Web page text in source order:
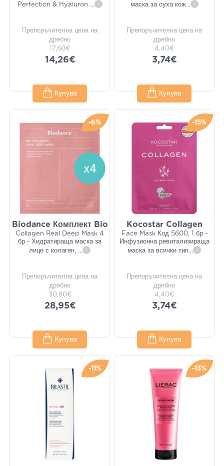
Perfection & Hyaluron ... i
Препоръчителна цена на
дребно
17,60€
14,26€
Купува
маска за суха кож... i
Препоръчителна цена на
дребно
4,40€
3,74€
Купува
-6%
Biodance Комплект Bio
Collagen Real Deep Mask 4
бр - Хидратираща маска за
лице с колаген, ... i
Препоръчителна цена на
дребно
30,80€
28,95€
Купува
-15%
Kocostar Collagen
Face Mask Код 5600, 1 бр -
Инфузионна ревитализираща
маска за всички тип... i
Препоръчителна цена на
дребно
4,40€
3,74€
Купува
-11% -13%